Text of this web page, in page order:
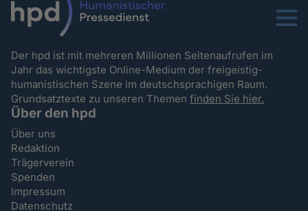
Menu
Der hpd ist mit mehreren Millionen Seitenaufrufen im
Jahr das wichtigste Online-Medium der freigeistig-
humanistischen Szene im deutschsprachigen Raum.
Grundsatztexte zu unseren Themenfinden Sie hier.
Über den hpd
Über uns
Redaktion
Trägerverein
Spenden
Impressum
Datenschutz